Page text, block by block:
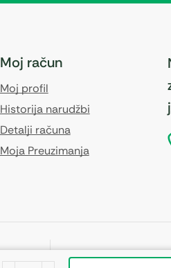
Moj račun
Moj profil
Historija narudžbi
Detalji računa
Moja Preuzimanja